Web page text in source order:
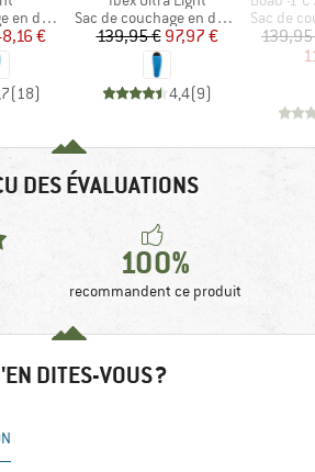
duvet
réduit
€
(18)
Product group
Sac de couchage en duvet
Prix
139,95 €Prix réduit
97,97 €
4,4(9)
Product
Sac de
DES ÉVALUATIONS
100%
recommandent ce produit
DITES-VOUS ?